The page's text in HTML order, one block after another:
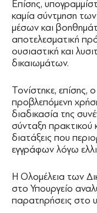
Επίσης,
καμία σύντμηση
μέσων και
αποτελεσματική
ουσιαστική και
δικαιωμάτων.
Τονίστηκε, επίσης,
προβλεπόμενη
διαδικασία της
σύνταξη πρακτικού
διατάξεις που
εγγράφων λόγω
Η Ολομέλεια των
στο Υπουργείο
παρατηρήσεις στο